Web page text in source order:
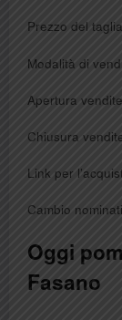
Prezzo del
Modalità di
Apertura
Chiusura
Link per
Cambio
Oggi
Fasano